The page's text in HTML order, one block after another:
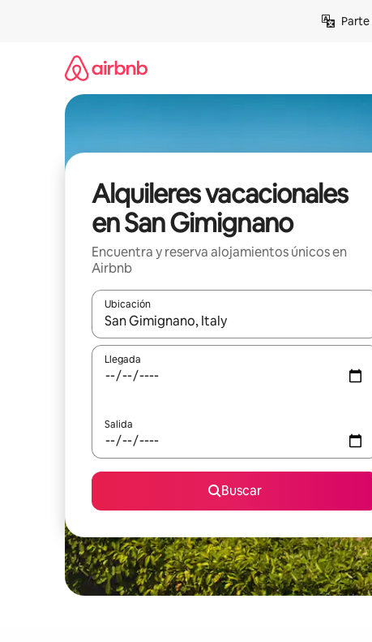
Alquileres vacacionales
en San Gimignano
Encuentra y reserva alojamientos únicos en
Airbnb
Ubicación
Cuando los resultados estén disponibles, navega
Llegada
Salida
Buscar